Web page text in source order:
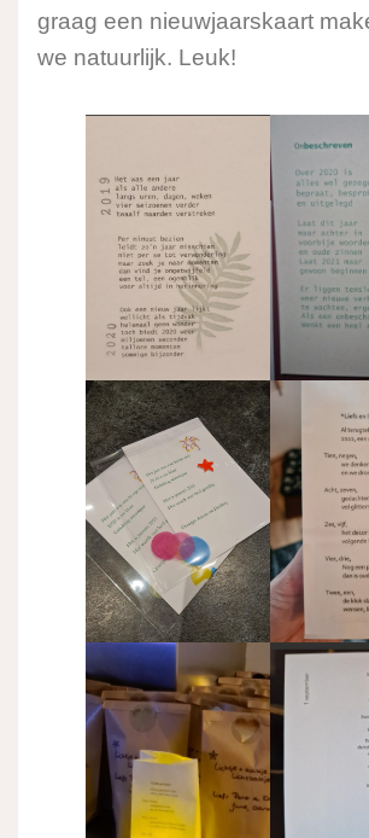
graag een nieuwjaarskaart
we natuurlijk. Leuk!